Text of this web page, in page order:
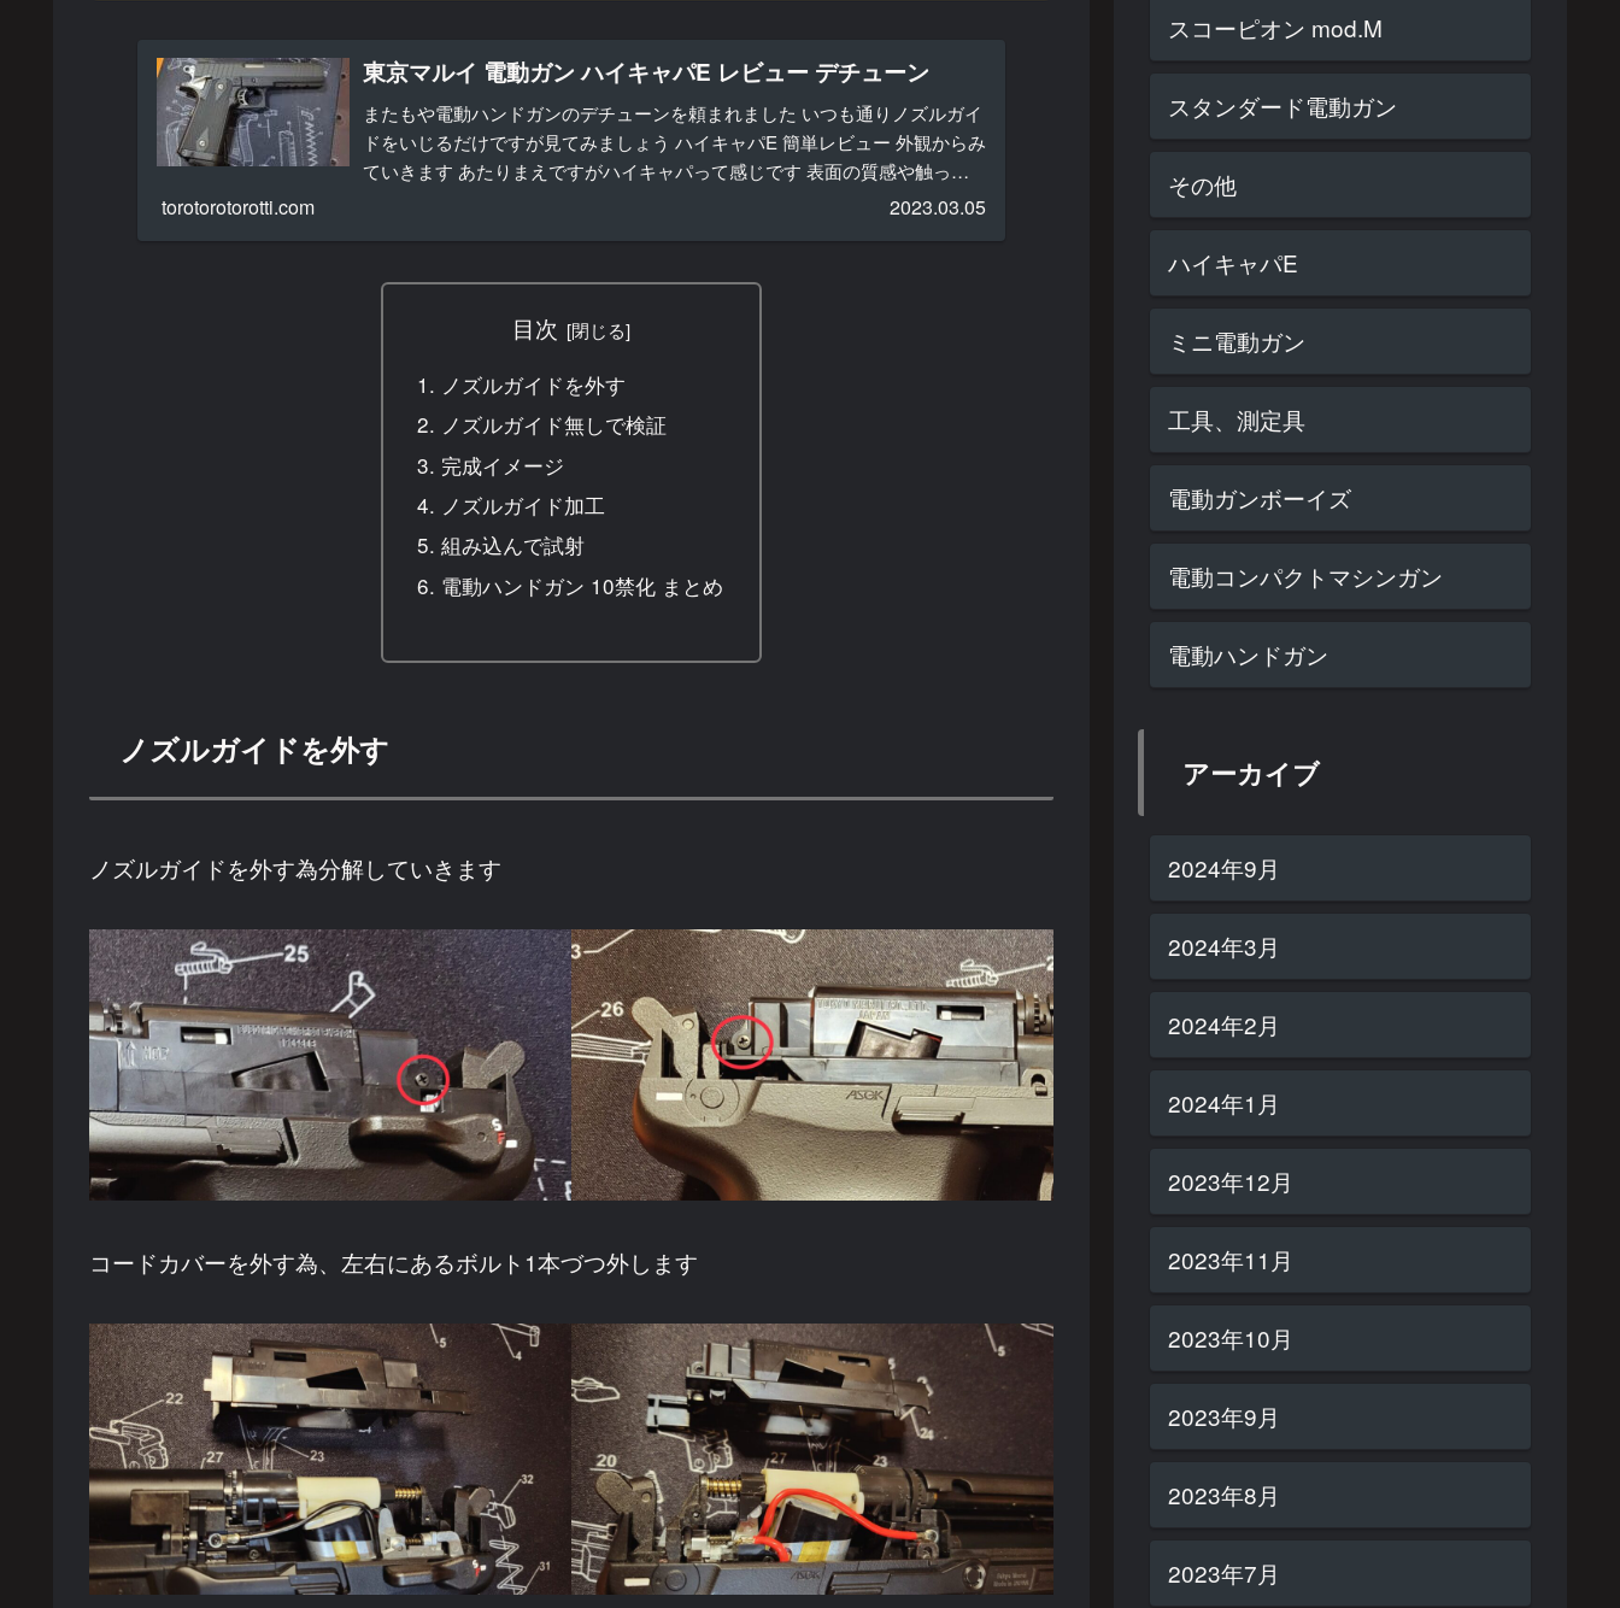
東京マルイ 電動ガン ハイキャパE レビュー デチューン
またもや電動ハンドガンのデチューンを頼まれました いつも通りノズルガイ
ドをいじるだけですが見てみましょう ハイキャパE 簡単レビュー 外観からみ
ていきます あたりまえですがハイキャパって感じです 表面の質感や触った
torotorotorotti.com 2023.03.05
目次
ノズルガイドを外す
ノズルガイド無しで検証
完成イメージ
ノズルガイド加工
組み込んで試射
電動ハンドガン 10禁化 まとめ
ノズルガイドを外す
ノズルガイドを外す為分解していきます
コードカバーを外す為、左右にあるボルト1本づつ外します
スコーピオン mod.M
スタンダード電動ガン
その他
ハイキャパE
ミニ電動ガン
工具、測定具
電動ガンボーイズ
電動コンパクトマシンガン
電動ハンドガン
アーカイブ
2024年9月
2024年3月
2024年2月
2024年1月
2023年12月
2023年11月
2023年10月
2023年9月
2023年8月
2023年7月